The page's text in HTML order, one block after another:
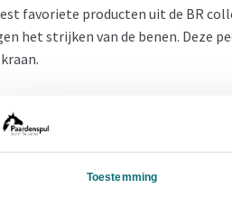
Toestemming
favoriete producten uit de BR
het strijken van de benen. Deze
scoort deze
is moeilijk kiezen uit meer dan 30